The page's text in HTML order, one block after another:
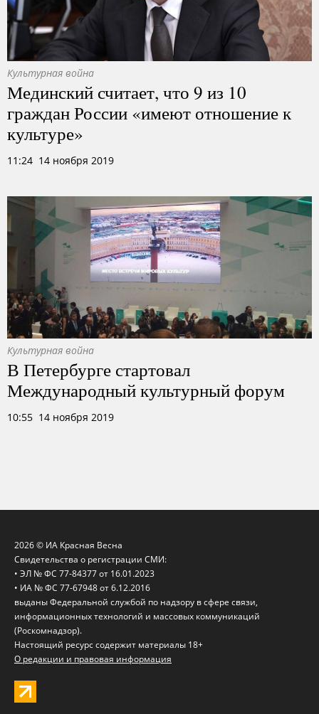
Культурная война
Мединский считает, что 9 из 10
граждан России «имеют отношение к
культуре»
11:24 14 ноября 2019
Культурная война
В Петербурге стартовал
Международный культурный форум
10:55 14 ноября 2019
2026 © ИА Красная Весна
Свидетельства о регистрации СМИ:
• ЭЛ № ФС 77-84377 от 16.01.2023
• ИА № ФС 77-67948 от 6.12.2016
выданы Федеральной службой по надзору в сфере связи,
информационных технологий и массовых коммуникаций
(Роскомнадзор).
Настоящий ресурс содержит материалы 18+
О редакции и правовая информация